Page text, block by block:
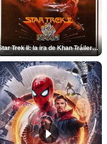
Star Trek II: la ira de Khan Tráiler VO